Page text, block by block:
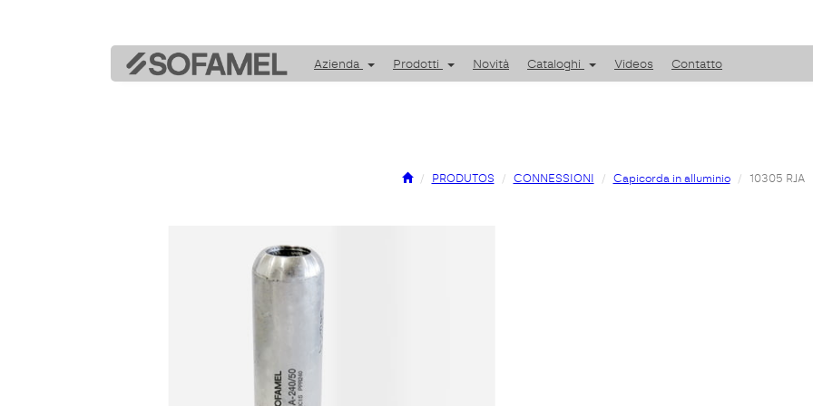
Azienda Prodotti Novità Cataloghi Videos Contatto
PRODUTOS CONNESSIONI Capicorda in alluminio 10305 RJA